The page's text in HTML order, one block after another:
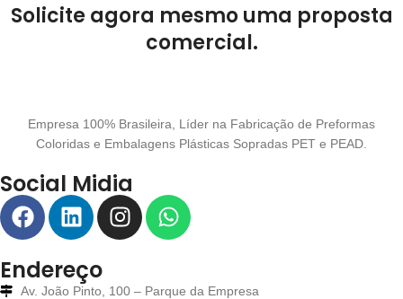
Solicite agora mesmo uma proposta
comercial.
Empresa 100% Brasileira, Líder na Fabricação de Preformas
Coloridas e Embalagens Plásticas Sopradas PET e PEAD.
Social Midia
Endereço
Av. João Pinto, 100 – Parque da Empresa